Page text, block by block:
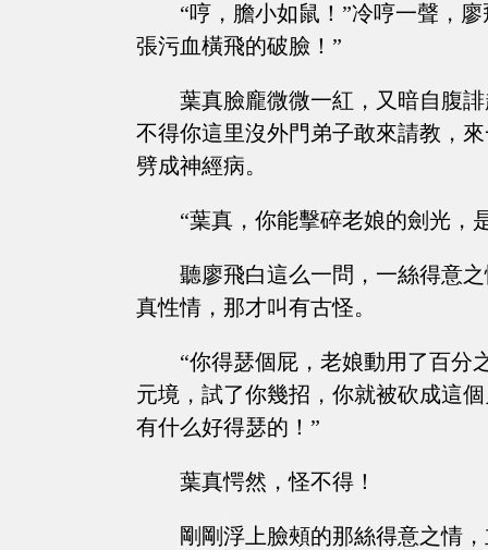
“哼，膽小如鼠！”冷哼一聲，
張污血橫飛的破臉！”
葉真臉龐微微一紅，又暗自腹
不得你這里沒外門弟子敢來請教，
劈成神經病。
“葉真，你能擊碎老娘的劍光，
聽廖飛白這么一問，一絲得意
真性情，那才叫有古怪。
“你得瑟個屁，老娘動用了百分
元境，試了你幾招，你就被砍成這
有什么好得瑟的！”
葉真愕然，怪不得！
剛剛浮上臉頰的那絲得意之情